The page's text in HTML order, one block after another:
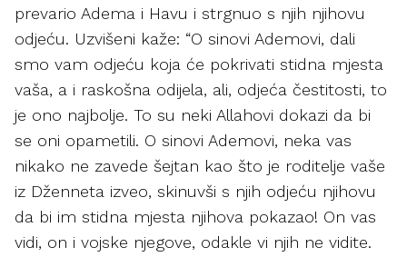
prevario Adema i Havu i strgnuo s njih njihovu
odjeću. Uzvišeni kaže: “O sinovi Ademovi, dali
smo vam odjeću koja će pokrivati stidna mjesta
vaša, a i raskošna odijela, ali, odjeća čestitosti, to
je ono najbolje. To su neki Allahovi dokazi da bi
se oni opametili. O sinovi Ademovi, neka vas
nikako ne zavede šejtan kao što je roditelje vaše
iz Dženneta izveo, skinuvši s njih odjeću njihovu
da bi im stidna mjesta njihova pokazao! On vas
vidi, on i vojske njegove, odakle vi njih ne vidite.